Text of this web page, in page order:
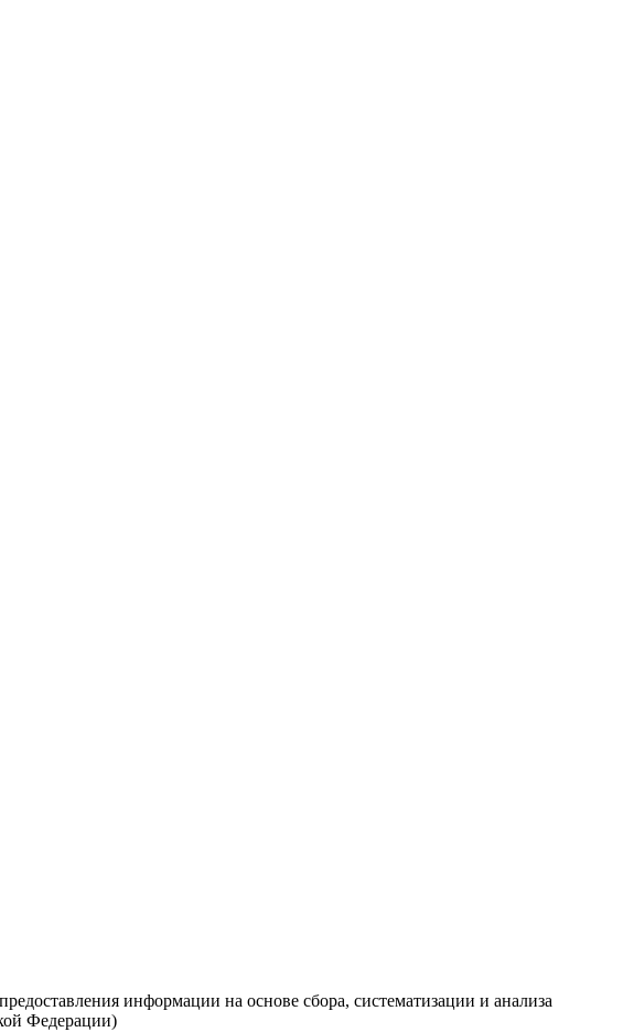
информации на основе сбора, систематизации и анализа
Федерации)